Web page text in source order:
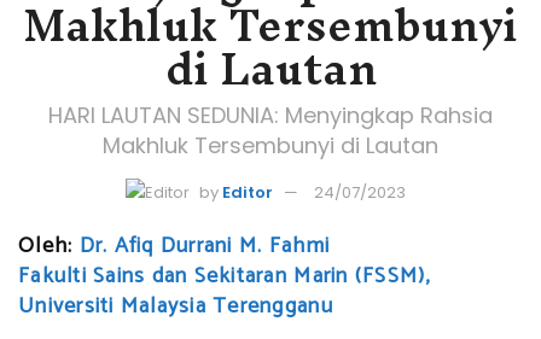
Makhluk Tersembunyi
di Lautan
HARI LAUTAN SEDUNIA: Menyingkap Rahsia
Makhluk Tersembunyi di Lautan
by Editor 24/07/2023
Oleh: Dr. Afiq Durrani M. Fahmi
Fakulti Sains dan Sekitaran Marin (FSSM),
Universiti Malaysia Terengganu